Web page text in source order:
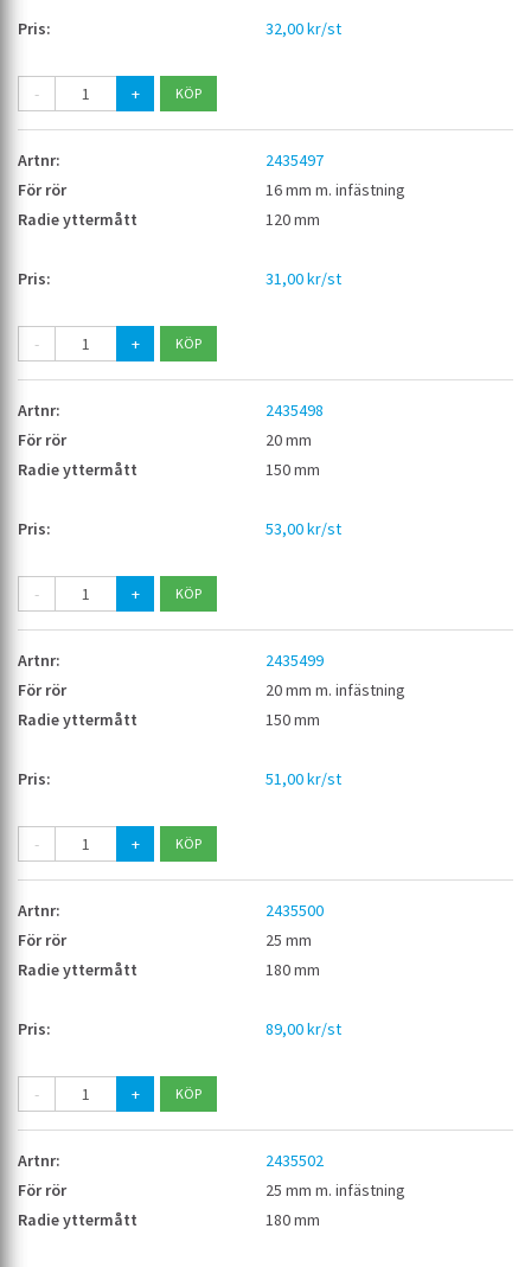
32,00 kr/st
- +
2435497
16 mm m. infästning
120 mm
31,00 kr/st
- +
2435498
20 mm
150 mm
53,00 kr/st
- +
2435499
20 mm m. infästning
150 mm
51,00 kr/st
- +
2435500
25 mm
180 mm
89,00 kr/st
- +
2435502
25 mm m. infästning
180 mm